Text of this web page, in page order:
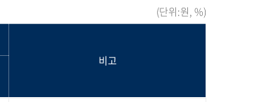
(단위:원, %)
비고